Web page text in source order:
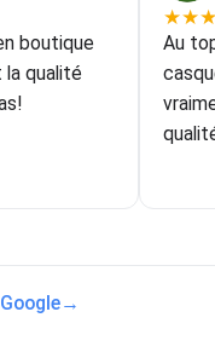
boutique
qualité
★★★
Au
→